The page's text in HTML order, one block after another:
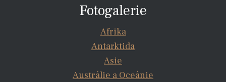
Fotogalerie
Afrika
Antarktida
Asie
Austrálie a Oceánie